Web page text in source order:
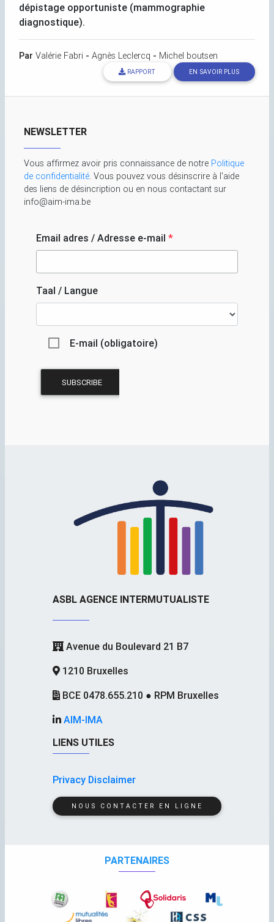
dépistage opportuniste (mammographie
diagnostique).
Par Valérie Fabri - Agnès Leclercq - Michel boutsen
RAPPORT EN SAVOIR PLUS
NEWSLETTER
Vous affirmez avoir pris connaissance de notre Politique
de confidentialité. Vous pouvez vous désinscrire à l'aide
des liens de désincription ou en nous contactant sur
info@aim-ima.be
Email adres / Adresse e-mail *
Taal / Langue
E-mail (obligatoire)
ASBL AGENCE INTERMUTUALISTE
Avenue du Boulevard 21 B7
1210 Bruxelles
BCE 0478.655.210 ● RPM Bruxelles
AIM-IMA
LIENS UTILES
Privacy Disclaimer
NOUS CONTACTER EN LIGNE
PARTENAIRES